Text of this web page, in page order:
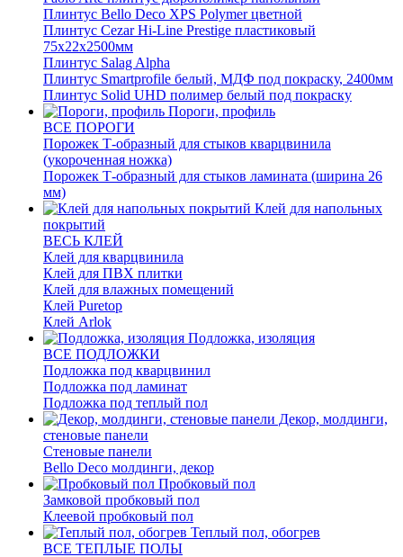
Плинтус Bello Deco XPS Polymer цветной
Плинтус Cezar Hi-Line Prestige пластиковый
75х22х2500мм
Плинтус Salag Alpha
Плинтус Smartprofile белый, МДФ под покраску, 2400мм
Плинтус Solid UHD полимер белый под покраску
Пороги, профиль
ВСЕ ПОРОГИ
Порожек Т-образный для стыков кварцвинила
(укороченная ножка)
Порожек Т-образный для стыков ламината (ширина 26
мм)
Клей для напольных
покрытий
ВЕСЬ КЛЕЙ
Клей для кварцвинила
Клей для ПВХ плитки
Клей для влажных помещений
Клей Puretop
Клей Arlok
Подложка, изоляция
ВСЕ ПОДЛОЖКИ
Подложка под кварцвинил
Подложка под ламинат
Подложка под теплый пол
Декор, молдинги,
стеновые панели
Стеновые панели
Bello Deco молдинги, декор
Пробковый пол
Замковой пробковый пол
Клеевой пробковый пол
Теплый пол, обогрев
ВСЕ ТЕПЛЫЕ ПОЛЫ